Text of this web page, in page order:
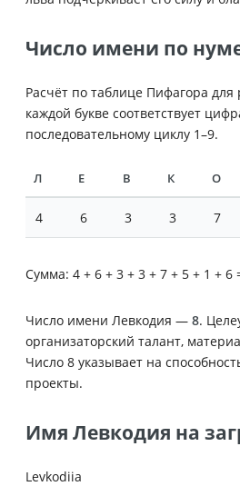
Число имени по
Расчёт по таблице Пифагора для
каждой букве соответствует
последовательному циклу 1–9.
Л Е В К О
4 6 3 3 7
Сумма: 4 + 6 + 3 + 3 + 7 + 5 + 1 + 6
Число имени Левкодия — 8.
организаторский талант,
Число 8 указывает на
проекты.
Имя Левкодия на
Levkodiia